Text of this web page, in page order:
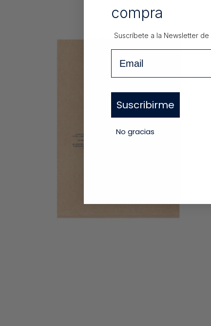
compra
Suscríbete a la Newsletter de
Suscribirme
No gracias